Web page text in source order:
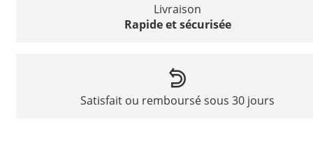
Livraison
Rapide et sécurisée
Satisfait ou remboursé sous 30 jours